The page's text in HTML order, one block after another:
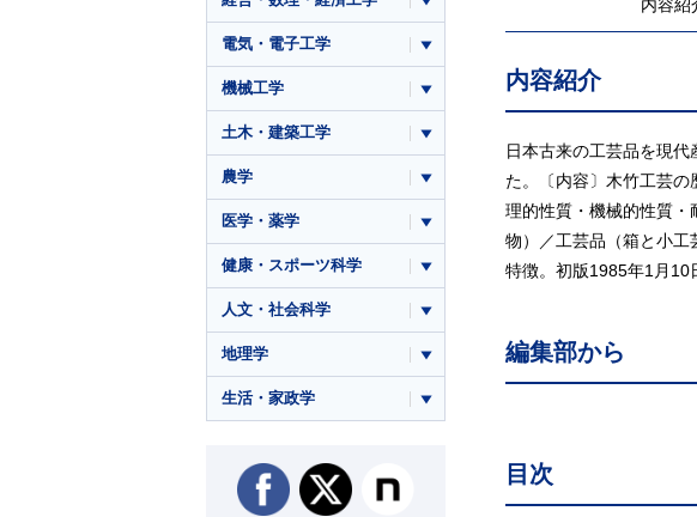
内容紹
内容紹介
日本古来の工芸品を現
た。〔内容〕木竹工芸
理的性質・機械的性質・
物）／工芸品（箱と小
特徴。初版1985年1月10
編集部から
目次
電気・電子工学
機械工学
土木・建築工学
農学
医学・薬学
健康・スポーツ科学
人文・社会科学
地理学
生活・家政学